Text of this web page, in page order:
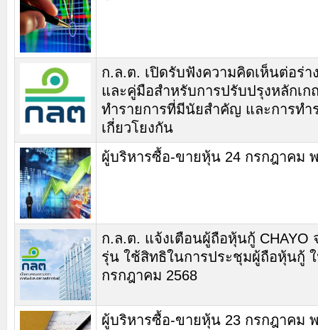
ก.ล.ต. เปิดรับฟังความคิดเห็นต่อร่า
และคู่มือสำหรับการปรับปรุงหลักเ
ทำรายการที่มีนัยสำคัญ และการทำ
เกี่ยวโยงกัน
ผู้บริหารซื้อ-ขายหุ้น 24 กรกฎาคม
ก.ล.ต. แจ้งเตือนผู้ถือหุ้นกู้ CHAYO
รุ่น ใช้สิทธิในการประชุมผู้ถือหุ้นกู้
กรกฎาคม 2568
ผู้บริหารซื้อ-ขายหุ้น 23 กรกฎาคม